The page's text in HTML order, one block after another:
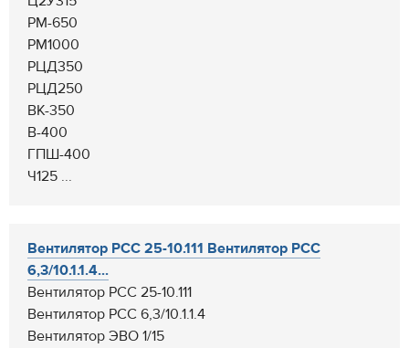
РМ-650
РМ1000
РЦД350
РЦД250
ВК-350
В-400
ГПШ-400
Ч125 ...
Вентилятор РСС 25-10.111 Вентилятор РСС
6,3/10.1.1.4...
Вентилятор РСС 25-10.111
Вентилятор РСС 6,3/10.1.1.4
Вентилятор ЭВО 1/15